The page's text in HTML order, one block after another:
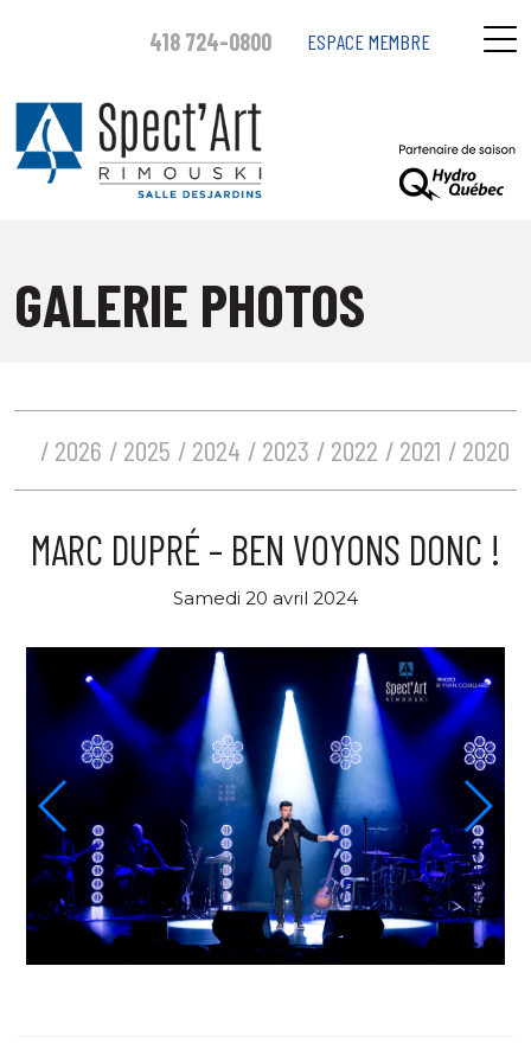
418 724-0800 ESPACE MEMBRE
GALERIE PHOTOS
2026 2025 2024 2023 2022 2021 2020
MARC DUPRÉ – BEN VOYONS DONC !
Samedi 20 avril 2024